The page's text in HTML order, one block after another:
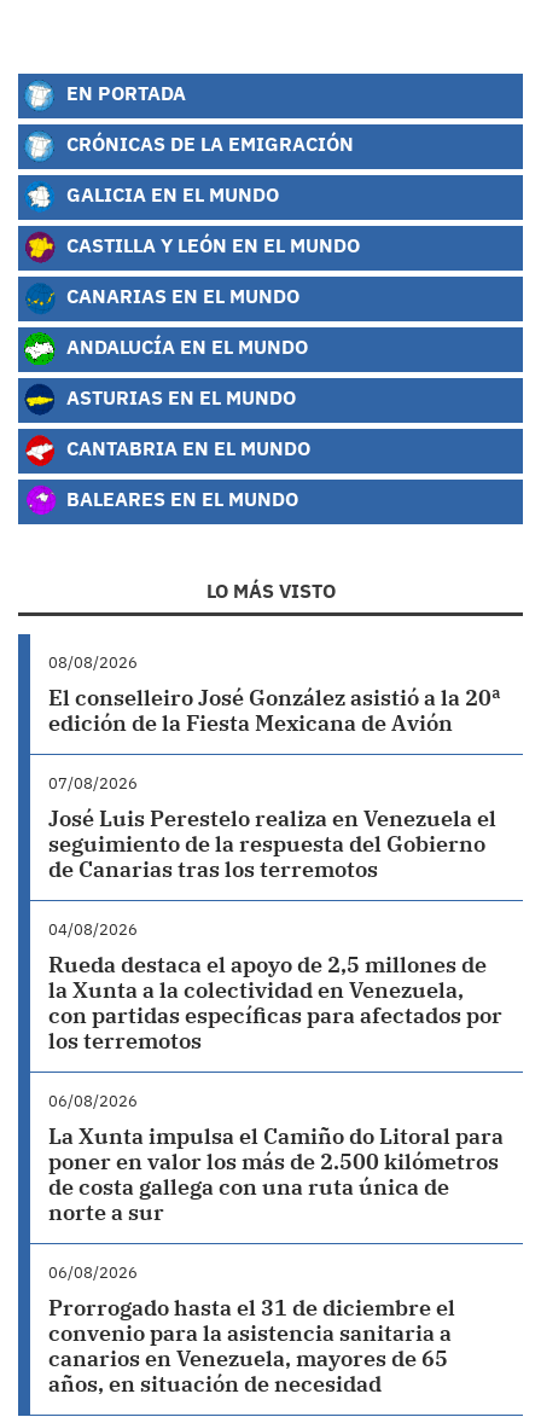
EN PORTADA
CRÓNICAS DE LA EMIGRACIÓN
GALICIA EN EL MUNDO
CASTILLA Y LEÓN EN EL MUNDO
CANARIAS EN EL MUNDO
ANDALUCÍA EN EL MUNDO
ASTURIAS EN EL MUNDO
CANTABRIA EN EL MUNDO
BALEARES EN EL MUNDO
LO MÁS VISTO
08/08/2026
El conselleiro José González asistió a la 20ª
edición de la Fiesta Mexicana de Avión
07/08/2026
José Luis Perestelo realiza en Venezuela el
seguimiento de la respuesta del Gobierno
de Canarias tras los terremotos
04/08/2026
Rueda destaca el apoyo de 2,5 millones de
la Xunta a la colectividad en Venezuela,
con partidas específicas para afectados por
los terremotos
06/08/2026
La Xunta impulsa el Camiño do Litoral para
poner en valor los más de 2.500 kilómetros
de costa gallega con una ruta única de
norte a sur
06/08/2026
Prorrogado hasta el 31 de diciembre el
convenio para la asistencia sanitaria a
canarios en Venezuela, mayores de 65
años, en situación de necesidad